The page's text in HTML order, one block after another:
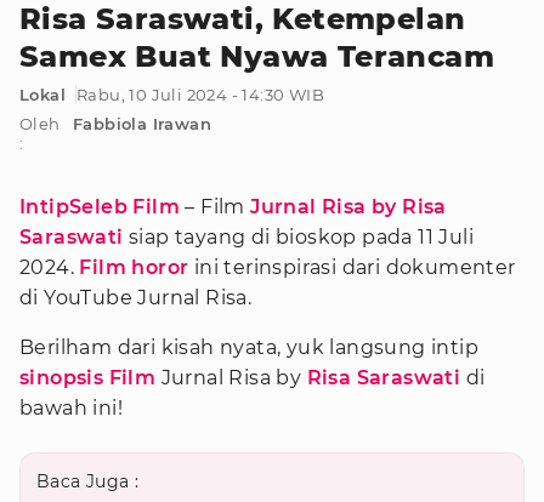
Risa Saraswati, Ketempelan
Samex Buat Nyawa Terancam
Lokal
Rabu, 10 Juli 2024 - 14:30 WIB
Oleh
:
Fabbiola Irawan
IntipSeleb Film – FilmJurnal Risa by Risa
Saraswati siap tayang di bioskop pada 11 Juli
2024. Film horor ini terinspirasi dari dokumenter
di YouTube Jurnal Risa.
Berilham dari kisah nyata, yuk langsung intip
sinopsis Film Jurnal Risa by Risa Saraswati di
bawah ini!
Baca Juga :